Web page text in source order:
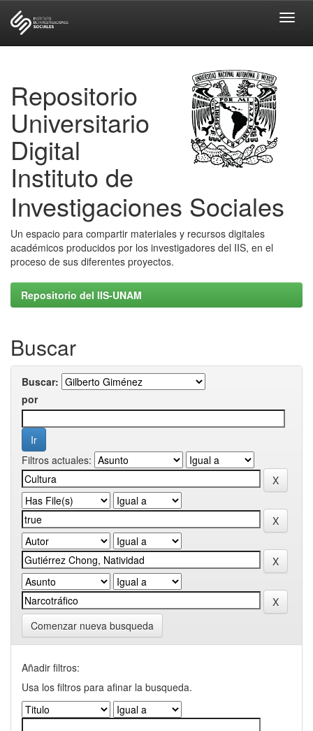
Repositorio
Universitario
Digital
Instituto de
Investigaciones Sociales
Un espacio para compartir materiales y recursos digitales
académicos producidos por los investigadores del IIS, en el
proceso de sus diferentes proyectos.
Repositorio del IIS-UNAM
Buscar
Buscar:
por
Filtros actuales:
Comenzar nueva busqueda
Añadir filtros:
Usa los filtros para afinar la busqueda.